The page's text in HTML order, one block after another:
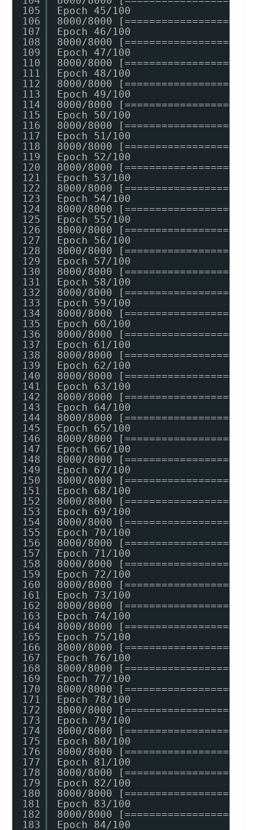
105
106
107
108
109
110
111
112
113
114
115
116
117
118
119
120
121
122
123
124
125
126
127
128
129
130
131
132
133
134
135
136
137
138
139
140
141
142
143
144
145
146
147
148
149
150
151
152
153
154
155
156
157
158
159
160
161
162
163
164
165
166
167
168
169
170
171
172
173
174
175
176
177
178
179
180
181
182
183
Epoch 45/100
8000/8000
Epoch 46/100
8000/8000
Epoch 47/100
8000/8000
Epoch 48/100
8000/8000
Epoch 49/100
8000/8000
Epoch 50/100
8000/8000
Epoch 51/100
8000/8000
Epoch 52/100
8000/8000
Epoch 53/100
8000/8000
Epoch 54/100
8000/8000
Epoch 55/100
8000/8000
Epoch 56/100
8000/8000
Epoch 57/100
8000/8000
Epoch 58/100
8000/8000
Epoch 59/100
8000/8000
Epoch 60/100
8000/8000
Epoch 61/100
8000/8000
Epoch 62/100
8000/8000
Epoch 63/100
8000/8000
Epoch 64/100
8000/8000
Epoch 65/100
8000/8000
Epoch 66/100
8000/8000
Epoch 67/100
8000/8000
Epoch 68/100
8000/8000
Epoch 69/100
8000/8000
Epoch 70/100
8000/8000
Epoch 71/100
8000/8000
Epoch 72/100
8000/8000
Epoch 73/100
8000/8000
Epoch 74/100
8000/8000
Epoch 75/100
8000/8000
Epoch 76/100
8000/8000
Epoch 77/100
8000/8000
Epoch 78/100
8000/8000
Epoch 79/100
8000/8000
Epoch 80/100
8000/8000
Epoch 81/100
8000/8000
Epoch 82/100
8000/8000
Epoch 83/100
8000/8000
Epoch 84/100